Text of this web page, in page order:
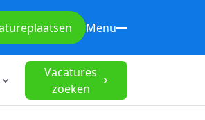
plaatsen Menu
Vacatures
zoeken